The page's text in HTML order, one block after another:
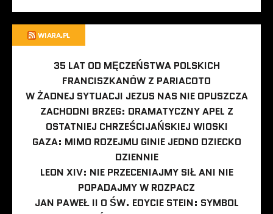
WIARA.PL
35 LAT OD MĘCZEŃSTWA POLSKICH
FRANCISZKANÓW Z PARIACOTO
W ŻADNEJ SYTUACJI JEZUS NAS NIE OPUSZCZA
ZACHODNI BRZEG: DRAMATYCZNY APEL Z
OSTATNIEJ CHRZEŚCIJAŃSKIEJ WIOSKI
GAZA: MIMO ROZEJMU GINIE JEDNO DZIECKO
DZIENNIE
LEON XIV: NIE PRZECENIAJMY SIŁ ANI NIE
POPADAJMY W ROZPACZ
JAN PAWEŁ II O ŚW. EDYCIE STEIN: SYMBOL